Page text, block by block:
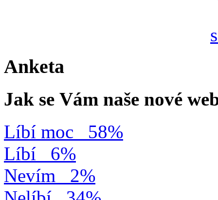
Anketa
Jak se Vám naše nové
Líbí moc
58%
Líbí
6%
Nevím
2%